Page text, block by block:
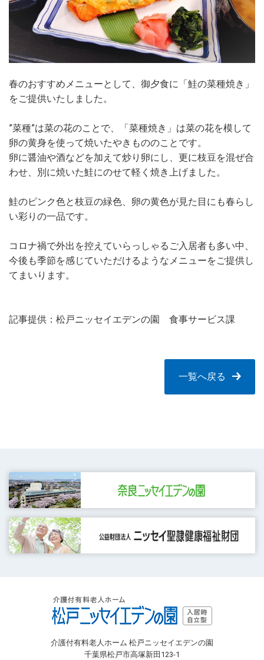
春のおすすめメニューとして、御夕食に「鮭の菜種焼き」
をご提供いたしました。
”菜種”は菜の花のことで、「菜種焼き」は菜の花を模して
卵の黄身を使って焼いたやきもののことです。
卵に醤油や酒などを加えて炒り卵にし、更に枝豆を混ぜ合
わせ、別に焼いた鮭にのせて軽く焼き上げました。
鮭のピンク色と枝豆の緑色、卵の黄色が見た目にも春らし
い彩りの一品です。
コロナ禍で外出を控えていらっしゃるご入居者も多い中、
今後も季節を感じていただけるようなメニューをご提供し
てまいります。
記事提供：松戸ニッセイエデンの園 食事サービス課
一覧へ戻る
介護付有料老人ホーム 松戸ニッセイエデンの園
千葉県松戸市高塚新田123-1